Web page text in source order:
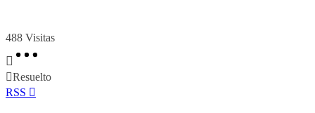
488 Visitas
Resuelto
RSS